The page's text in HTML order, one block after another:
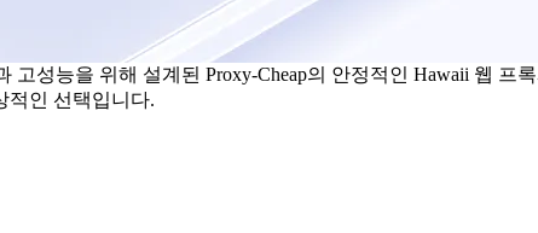
고성능을 위해 설계된 Proxy-Cheap의 안정적인 Hawaii 웹
적인 선택입니다.